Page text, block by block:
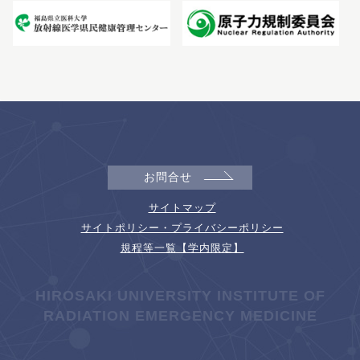
お問合せ
サイトマップ
サイトポリシー・プライバシーポリシー
規程等一覧【学内限定】
HIROSAKI UNIVERSITY INSTITUTE OF
RADIATION EMERGENCY MEDICINE